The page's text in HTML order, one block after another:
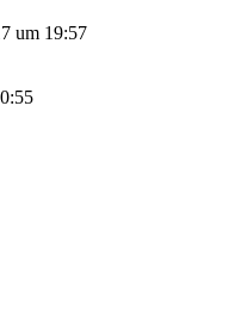
um 19:57